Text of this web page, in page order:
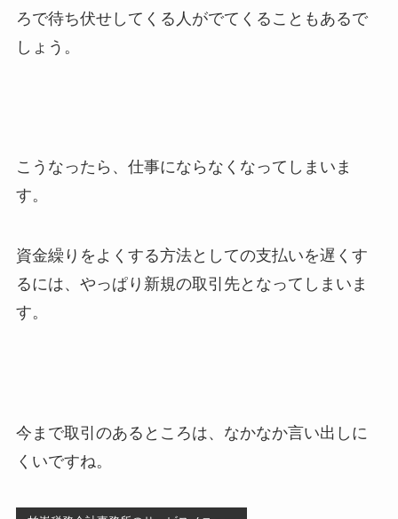
ろで待ち伏せしてくる人がでてくることもあるで
しょう。
こうなったら、仕事にならなくなってしまいま
す。
資金繰りをよくする方法としての支払いを遅くす
るには、やっぱり新規の取引先となってしまいま
す。
今まで取引のあるところは、なかなか言い出しに
くいですね。